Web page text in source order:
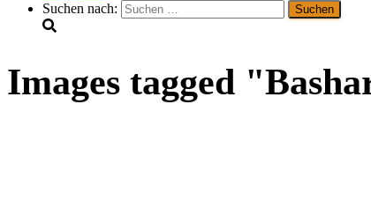
Suchen nach:
Images tagged